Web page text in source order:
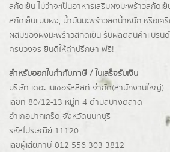
สกัดเย็น ไม่ว่าจะเป็นอาหารเสริมผงมะพร้าวสกั
สกัดเย็นแบบผง, น้ำมันมะพร้าวลดน้ำหนัก หรือเค
ผสมของผงมะพร้าวสกัดเย็น รับผลิตสินค้าแบรนด์
ครบวงจร ยินดีให้คำปรึกษา ฟรี!
สำหรับออกใบกำกับภาษี / ใบเสร็จรับเงิน
บริษัท เดอะ เนเชอรัลลิสท์ จำกัด(ส่านักงานใหญ่)
เลขที่ 80/12-13 หมู่ที่ 4 ตำบลบางตลาด
อำเภอปากเกร็ด จังหวัดนนทบุรี
รหัสไปรษณีย์ 11120
เลขผู้เสียภาษี 012 556 303 3812